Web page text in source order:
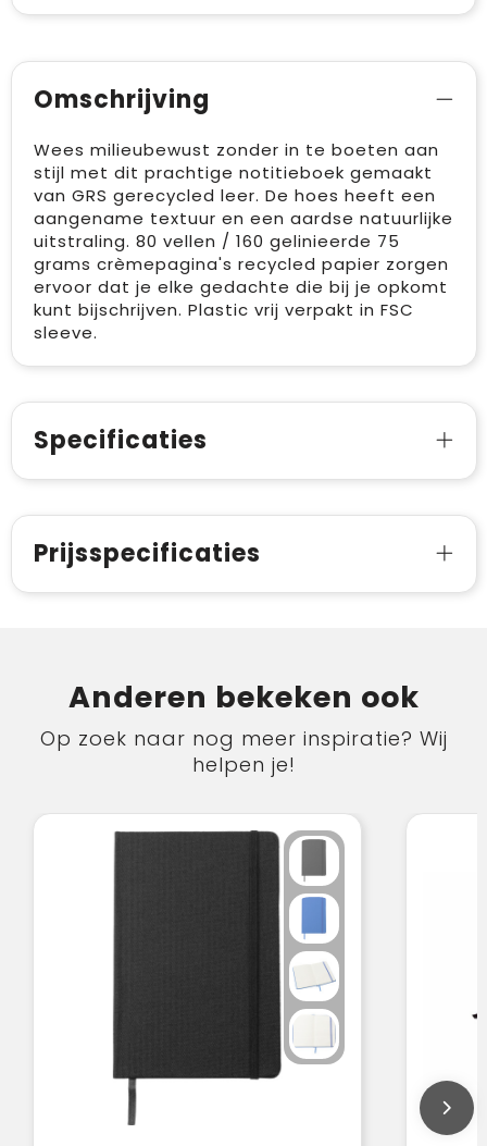
Omschrijving
Wees milieubewust zonder in te boeten aan
stijl met dit prachtige notitieboek gemaakt
van GRS gerecycled leer. De hoes heeft een
aangename textuur en een aardse natuurlijke
uitstraling. 80 vellen / 160 gelinieerde 75
grams crèmepagina's recycled papier zorgen
ervoor dat je elke gedachte die bij je opkomt
kunt bijschrijven. Plastic vrij verpakt in FSC
sleeve.
Specificaties
Prijsspecificaties
Anderen bekeken ook
Op zoek naar nog meer inspiratie? Wij
helpen je!